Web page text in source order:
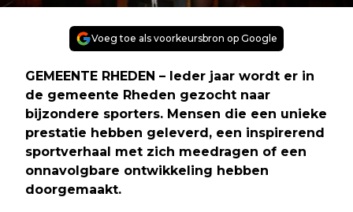
Voeg toe als voorkeursbron op Google
GEMEENTE RHEDEN – Ieder jaar wordt er in
de gemeente Rheden gezocht naar
bijzondere sporters. Mensen die een unieke
prestatie hebben geleverd, een inspirerend
sportverhaal met zich meedragen of een
onnavolgbare ontwikkeling hebben
doorgemaakt.